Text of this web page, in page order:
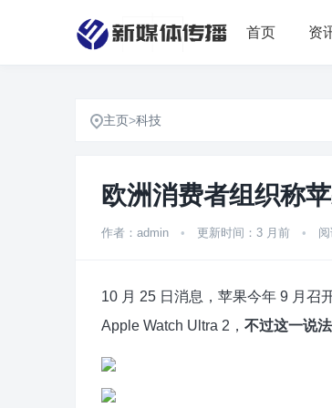
首页 资
主页>科技
欧洲消费者组织称
作者：admin • 更新时间：3 月前 •
10 月 25 日消息，苹果今年 9 月召
Apple Watch Ultra 2， 不过这一说